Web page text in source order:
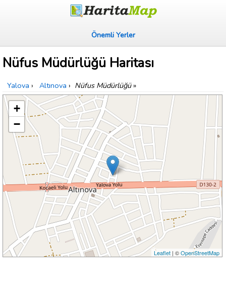
Önemli Yerler
Nüfus Müdürlüğü Haritası
Yalova › Altınova › Nüfus Müdürlüğü»
+
−
Leaflet| ©OpenStreetMap